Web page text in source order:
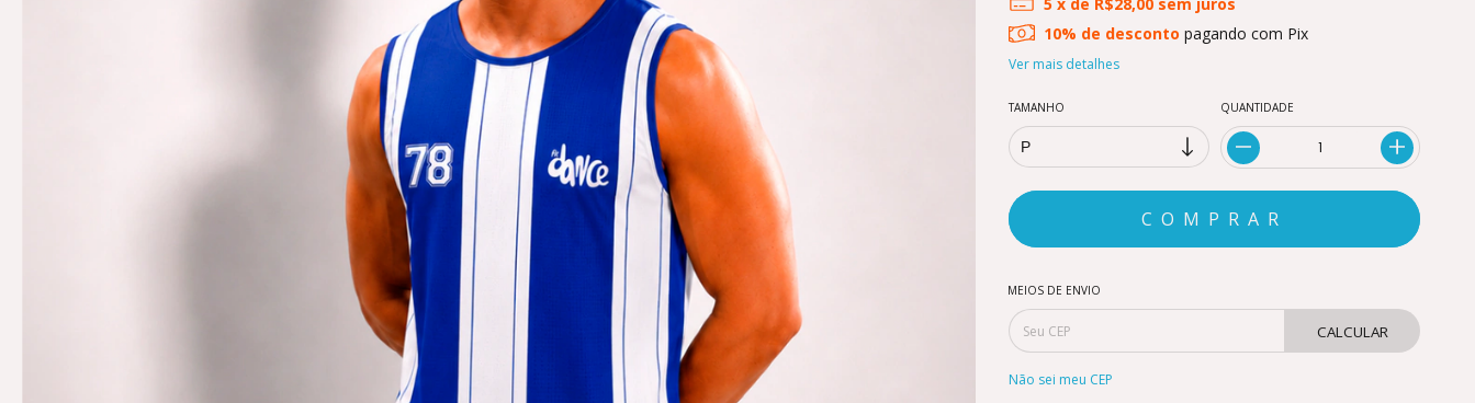
10% de desconto pagando com Pix
Ver mais detalhes
TAMANHO QUANTIDADE
MEIOS DE ENVIO
CALCULAR
Não sei meu CEP